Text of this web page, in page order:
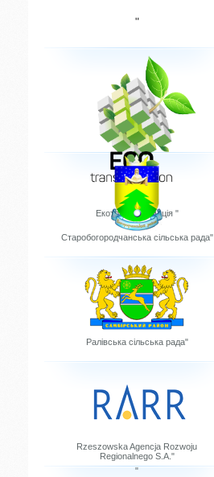
"
Екотрансформація "
Старобогородчанська сільська рада"
Ралівська сільська рада"
Rzeszowska Agencja Rozwoju
Regionalnego S.A."
"